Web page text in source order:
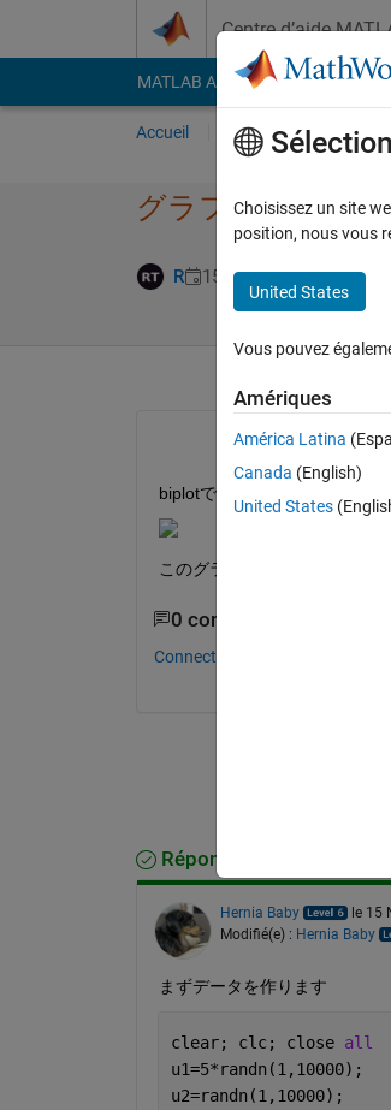
Centre d’aide
MATLAB Answers File
Accueil Poser une question
グラフでの座標
R 15 Nov 2022 1
biplotでグラフを出しました。
このグラフにおける成分1, 成
0 commentaires
Connectez-vous pour
Réponse acceptée
Hernia Baby
le 15
Modifié(e) : Hernia Baby
まずデータを作ります
clear; clc; close all
u1=5*randn(1,10000);
u2=randn(1,10000);
Choisissez un site
position, nous vous
United States
Vous pouvez
Amériques
América Latina
Canada (English)
United States